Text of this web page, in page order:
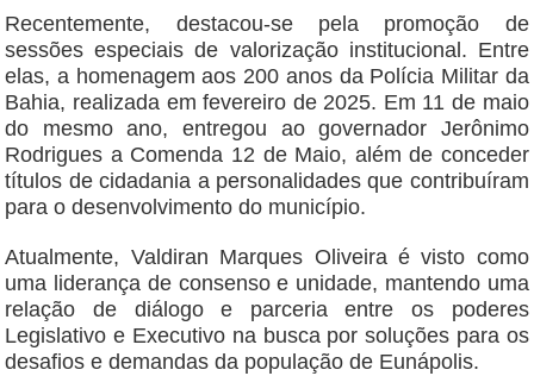
Recentemente, destacou-se pela promoção de
sessões especiais de valorização institucional. Entre
elas, a homenagem aos 200 anos da Polícia Militar da
Bahia, realizada em fevereiro de 2025. Em 11 de maio
do mesmo ano, entregou ao governador Jerônimo
Rodrigues a Comenda 12 de Maio, além de conceder
títulos de cidadania a personalidades que contribuíram
para o desenvolvimento do município.
Atualmente, Valdiran Marques Oliveira é visto como
uma liderança de consenso e unidade, mantendo uma
relação de diálogo e parceria entre os poderes
Legislativo e Executivo na busca por soluções para os
desafios e demandas da população de Eunápolis.